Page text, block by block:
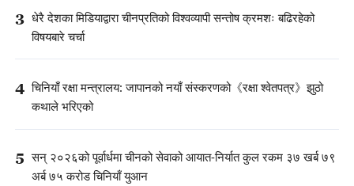
3 धेरै देशका मिडियाद्वारा चीनप्रतिको विश्वव्यापी सन्तोष क्रमशः बढिरहेको
विषयबारे चर्चा
4 चिनियाँ रक्षा मन्त्रालय: जापानको नयाँ संस्करणको《रक्षा श्वेतपत्र》झुठो
कथाले भरिएको
5 सन् २०२६को पूर्वार्धमा चीनको सेवाको आयात-निर्यात कुल रकम ३७ खर्ब ७९
अर्ब ७५ करोड चिनियाँ युआन